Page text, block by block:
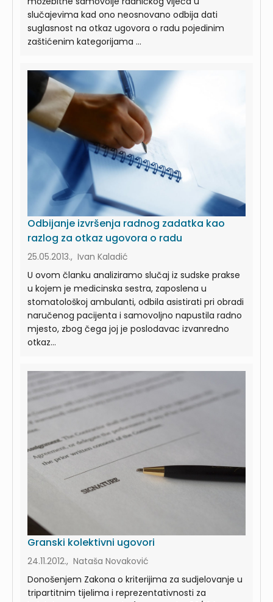
slučajevima kad ono neosnovano odbija dati
suglasnost na otkaz ugovora o radu pojedinim
zaštićenim kategorijama ...
Odbijanje izvršenja radnog zadatka kao
razlog za otkaz ugovora o radu
25.05.2013., Ivan Kaladić
U ovom članku analiziramo slučaj iz sudske prakse
u kojem je medicinska sestra, zaposlena u
stomatološkoj ambulanti, odbila asistirati pri obradi
naručenog pacijenta i samovoljno napustila radno
mjesto, zbog čega joj je poslodavac izvanredno
otkaz...
Granski kolektivni ugovori
24.11.2012., Nataša Novaković
Donošenjem Zakona o kriterijima za sudjelovanje u
tripartitnim tijelima i reprezentativnosti za